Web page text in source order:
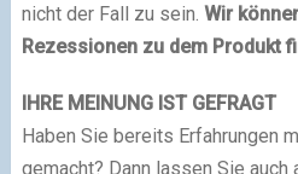
nicht der Fall zu sein. Wir
Rezessionen zu dem Produkt
IHRE MEINUNG IST GEFRAGT
Haben Sie bereits Erfahrungen
gemacht? Dann lassen Sie auch